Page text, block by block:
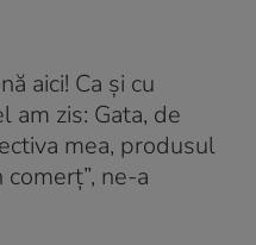
aici! Ca și cu
am zis: Gata, de
mea, produsul
ne-a